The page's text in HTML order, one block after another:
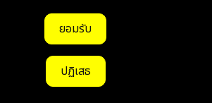
ยอมรับ
ปฏิเสธ